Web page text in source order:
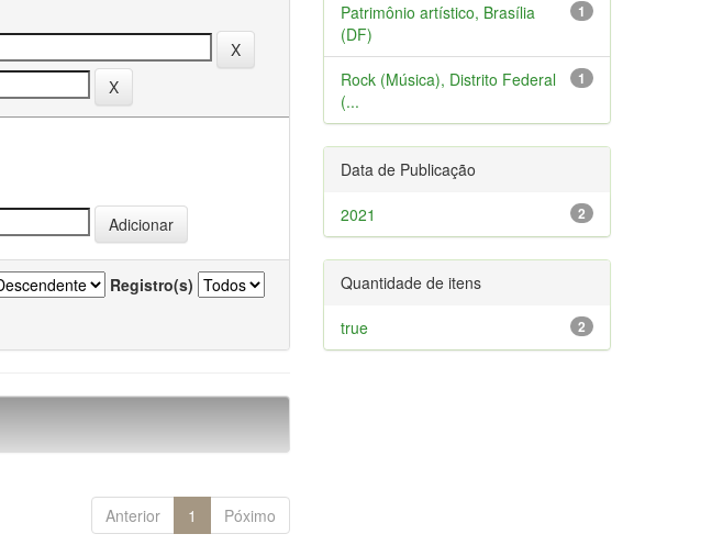
Registro(s)
Anterior 1 Póximo
1
Patrimônio artístico, Brasília
(DF)
1
Rock (Música), Distrito Federal
(...
Data de Publicação
2
2021
Quantidade de itens
2
true